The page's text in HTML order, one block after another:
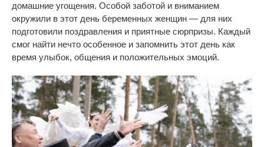
домашние угощения. Особой заботой и вниманием
окружили в этот день беременных женщин — для них
подготовили поздравления и приятные сюрпризы. Каждый
смог найти нечто особенное и запомнить этот день как
время улыбок, общения и положительных эмоций.